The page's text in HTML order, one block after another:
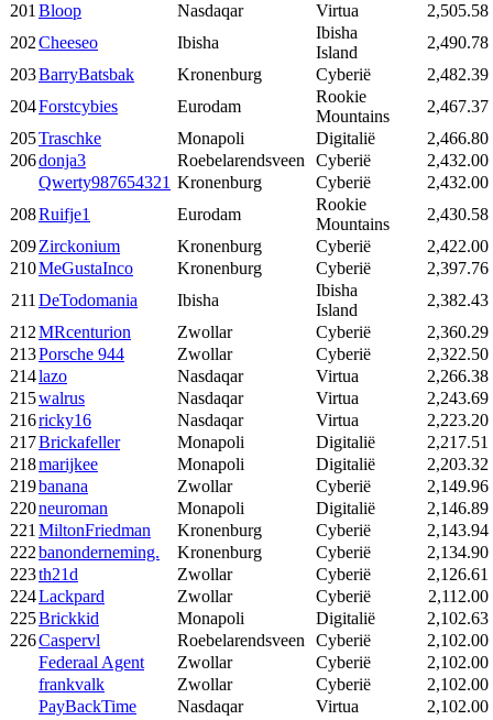
201 Bloop Nasdaqar Virtua
2,505.58
202Cheeseo Ibisha
Ibisha
Island
2,490.78
203BarryBatsbak Kronenburg Cyberië
2,482.39
204Forstcybies Eurodam
Rookie
Mountains
2,467.37
205Traschke Monapoli Digitalië
2,466.80
206donja3 Roebelarendsveen Cyberië
2,432.00
Qwerty987654321 Kronenburg Cyberië
2,432.00
208Ruifje1 Eurodam
Rookie
Mountains
2,430.58
209Zirckonium Kronenburg Cyberië
2,422.00
210MeGustaInco Kronenburg Cyberië
2,397.76
211 DeTodomania Ibisha
Ibisha
Island
2,382.43
212MRcenturion Zwollar Cyberië
2,360.29
213Porsche 944 Zwollar Cyberië
2,322.50
214lazo Nasdaqar Virtua
2,266.38
215walrus Nasdaqar Virtua
2,243.69
216ricky16 Nasdaqar Virtua
2,223.20
217Brickafeller Monapoli Digitalië
2,217.51
218marijkee Monapoli Digitalië
2,203.32
219banana Zwollar Cyberië
2,149.96
220neuroman Monapoli Digitalië
2,146.89
221 MiltonFriedman Kronenburg Cyberië
2,143.94
222banonderneming. Kronenburg Cyberië
2,134.90
223th21d Zwollar Cyberië
2,126.61
224Lackpard Zwollar Cyberië
2,112.00
225Brickkid Monapoli Digitalië
2,102.63
226Caspervl Roebelarendsveen Cyberië
2,102.00
Federaal Agent
Zwollar Cyberië
2,102.00
frankvalk
Zwollar Cyberië
2,102.00
PayBackTime
Nasdaqar Virtua
2,102.00